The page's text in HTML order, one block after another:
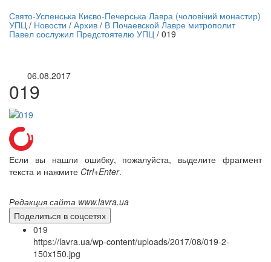
трансляция | 12 сентября
трансляции
Свято-Успенська Києво-Печерська Лавра (чоловічий монастир)
УПЦ / Новости / Архив / В Почаевской Лавре митрополит
Павел сослужил Предстоятелю УПЦ / 019
06.08.2017
019
Если вы нашли ошибку, пожалуйста, выделите фрагмент
текста и нажмите Ctrl+Enter.
Редакция сайта www.lavra.ua
Поделиться в соцсетях
019
https://lavra.ua/wp-content/uploads/2017/08/019-2-
150x150.jpg